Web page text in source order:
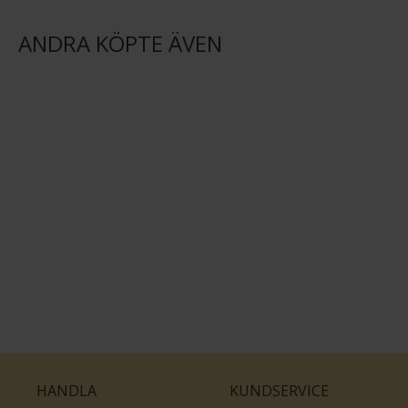
ANDRA KÖPTE ÄVEN
HANDLA KUNDSERVICE